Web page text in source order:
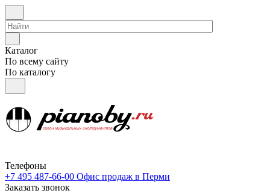
Каталог
По всему сайту
По каталогу
Телефоны
+7 495 487-66-00 Офис продаж в Перми
Заказать звонок